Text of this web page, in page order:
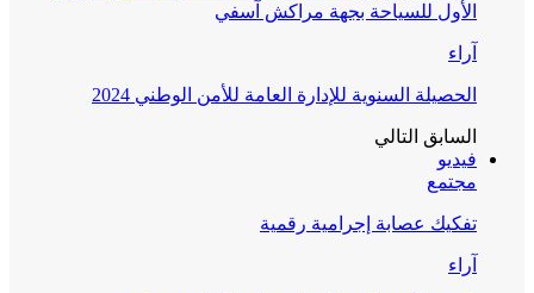
الأول للسياحة بجهة مراكش آسفي
آراء
الحصيلة السنوية للإدارة العامة للأمن الوطني 2024
السابق التالي
فيديو
مجتمع
تفكيك عصابة إجرامية رقمية
آراء